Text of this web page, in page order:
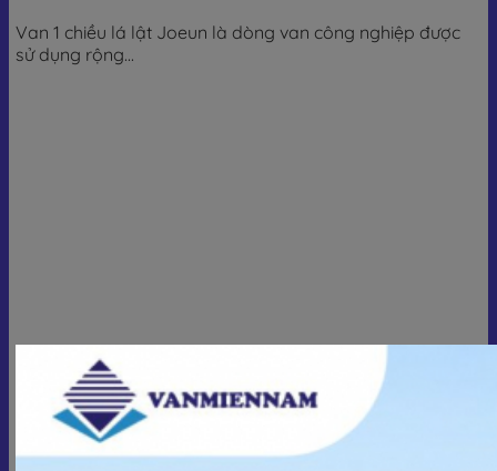
Van 1 chiều lá lật Joeun là dòng van công nghiệp được
sử dụng rộng...